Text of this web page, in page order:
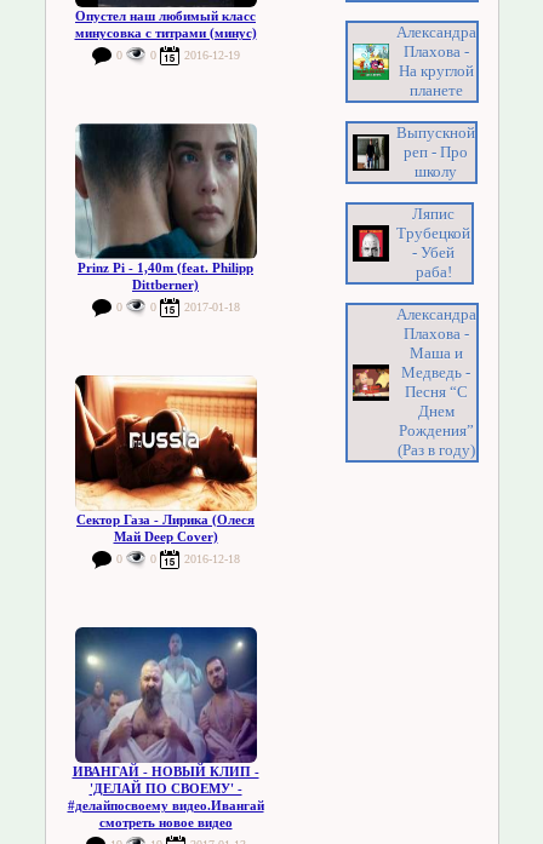
Опустел наш любимый класс
минусовка с титрами (минус)
0 0 2016-12-19
Prinz Pi - 1,40m (feat. Philipp
Dittberner)
0 0 2017-01-18
Сектор Газа - Лирика (Олеся
Май Deep Cover)
0 0 2016-12-18
ИВАНГАЙ - НОВЫЙ КЛИП -
'ДЕЛАЙ ПО СВОЕМУ' -
#делайпосвоему видео.Ивангай
смотреть новое видео
Александра
Плахова -
На круглой
планете
Выпускной
реп - Про
школу
Ляпис
Трубецкой
- Убей
раба!
Александра
Плахова -
Маша и
Медведь -
Песня “С
Днем
Рождения”
(Раз в году)